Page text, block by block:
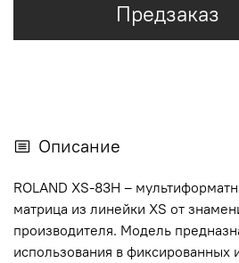
Предзаказ
Описание
ROLAND XS-83H –
матрица из линейки XS от
производителя. Модель
использования в фиксированных